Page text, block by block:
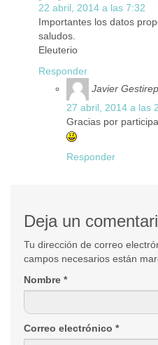
22 abril, 2014 a las 7:32
Importantes los datos
saludos.
Eleuterio
Responder
Javier Gestirep
27 abril, 2014 a las
Gracias por
Responder
Deja un
Tu dirección de correo
campos necesarios están
Nombre *
Correo electrónico *